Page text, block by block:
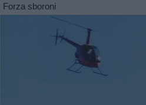
Forza sboroni